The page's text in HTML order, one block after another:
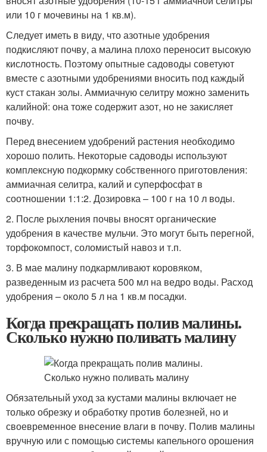
или 10 г мочевины на 1 кв.м).
Следует иметь в виду, что азотные удобрения
подкисляют почву, а малина плохо переносит высокую
кислотность. Поэтому опытные садоводы советуют
вместе с азотными удобрениями вносить под каждый
куст стакан золы. Аммиачную селитру можно заменить
калийной: она тоже содержит азот, но не закисляет
почву.
Перед внесением удобрений растения необходимо
хорошо полить. Некоторые садоводы используют
комплексную подкормку собственного приготовления:
аммиачная селитра, калий и суперфосфат в
соотношении 1:1:2. Дозировка – 100 г на 10 л воды.
2. После рыхления почвы вносят органические
удобрения в качестве мульчи. Это могут быть перегной,
торфокомпост, соломистый навоз и т.п.
3. В мае малину подкармливают коровяком,
разведенным из расчета 500 мл на ведро воды. Расход
удобрения – около 5 л на 1 кв.м посадки.
Когда прекращать полив малины.
Сколько нужно поливать малину
Обязательный уход за кустами малины включает не
только обрезку и обработку против болезней, но и
своевременное внесение влаги в почву. Полив малины
вручную или с помощью системы капельного орошения